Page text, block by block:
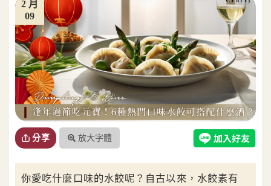
09
2 月
分享 放大字體
你愛吃什麼口味的水餃呢？自古以來，水餃素有